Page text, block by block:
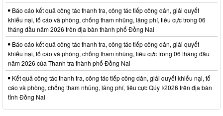
Báo cáo kết quả công tác thanh tra, công tác tiếp công dân, giải quyết
khiếu nại, tố cáo và phòng, chống tham nhũng, lãng phí, tiêu cực trong 06
tháng đầu năm 2026 trên địa bàn thành phố Đồng Nai
Báo cáo kết quả công tác thanh tra, công tác tiếp công dân, giải quyết
khiếu nại, tố cáo và phòng, chống tham nhũng, tiêu cực trong 06 tháng đầu
năm 2026 của Thanh tra thành phố Đồng Nai
Kết quả công tác thanh tra, công tác tiếp công dân, giải quyết khiếu nại, tố
cáo và phòng, chống tham nhũng, lãng phí, tiêu cực Qúy I/2026 trên địa bàn
tỉnh Đồng Nai